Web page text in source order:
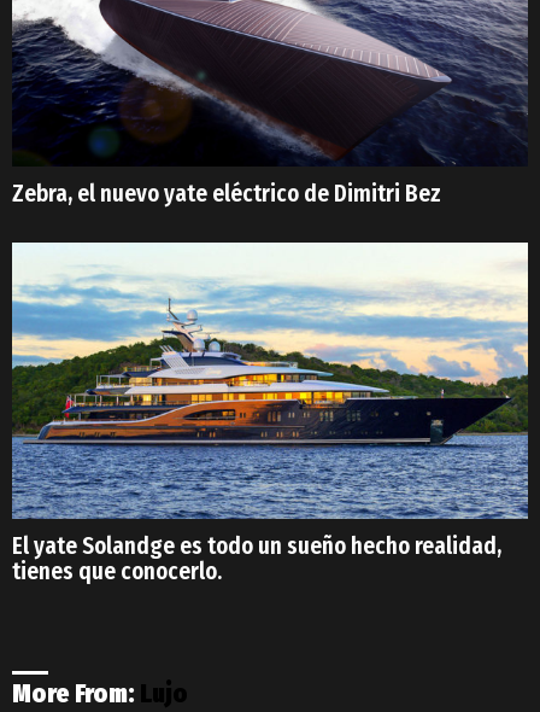
Zebra, el nuevo yate eléctrico de Dimitri Bez
El yate Solandge es todo un sueño hecho realidad,
tienes que conocerlo.
More From: Lujo